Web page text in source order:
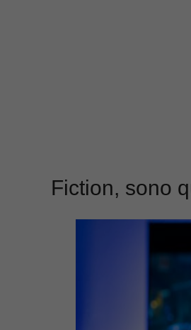
Fiction, sono